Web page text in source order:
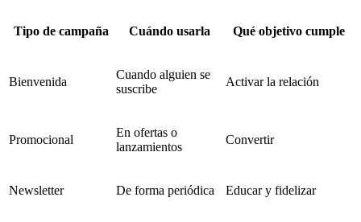
Tipo de campaña Cuándo usarla Qué objetivo cumple
Bienvenida
Cuando alguien se
suscribe
Activar la relación
Promocional
En ofertas o
lanzamientos
Convertir
Newsletter De forma periódica Educar y fidelizar